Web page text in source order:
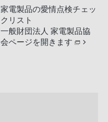
家電製品の愛情点検チェッ
クリスト
一般財団法人 家電製品協
会ページを開きます